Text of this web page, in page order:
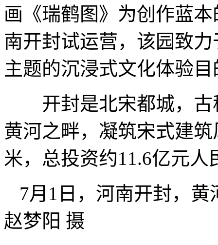
画《瑞鹤图》为创作蓝
南开封试运营，该园致
主题的沉浸式文化体验
开封是北宋都城，古
黄河之畔，凝筑宋式建
米，总投资约11.6亿元人
7月1日，河南开封，
赵梦阳 摄